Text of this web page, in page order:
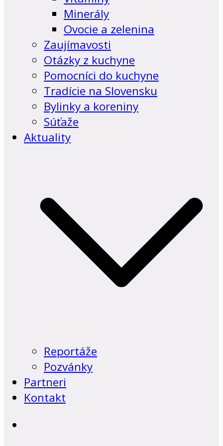
Minerály
Ovocie a zelenina
Zaujímavosti
Otázky z kuchyne
Pomocníci do kuchyne
Tradície na Slovensku
Bylinky a koreniny
Súťaže
Aktuality
Reportáže
Pozvánky
Partneri
Kontakt